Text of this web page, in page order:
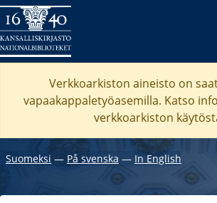
Verkkoarkiston aineisto on
vapaakappaletyöasemilla. Katso
verkkoarkiston
Suomeksi ― På svenska ― In English